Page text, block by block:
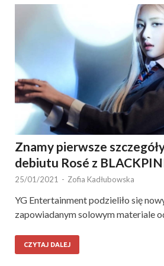
Znamy pierwsze
debiutu Rosé z
25/01/2021 - Zofia Kadłubowska
YG Entertainment podzieliło się
zapowiadanym solowym materiale
CZYTAJ DALEJ